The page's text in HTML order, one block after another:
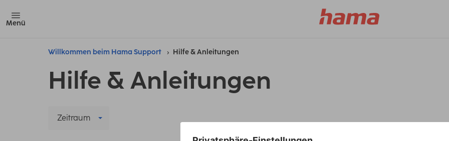
Menü
Willkommen beim Hama Support Hilfe & Anleitungen
Hilfe & Anleitungen
Zeitraum